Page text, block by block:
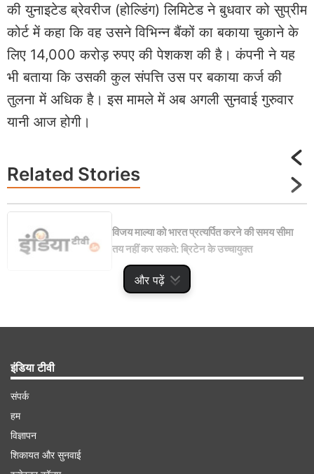
और पढ़ें
की युनाइटेड ब्रेवरीज (होल्डिंग) लिमिटेड ने बुधवार को सुप्रीम
कोर्ट में कहा कि वह उसने विभिन्‍न बैंकों का बकाया चुकाने के
लिए 14,000 करोड़ रुपए की पेशकश की है। कंपनी ने यह
भी बताया कि उसकी कुल संपत्ति उस पर बकाया कर्ज की
तुलना में अधिक है। इस मामले में अब अगली सुनवाई गुरुवार
यानी आज होगी।
Related Stories
विजय माल्या को भारत प्रत्यर्पित करने की समय सीमा
तय नहीं कर सकते: ब्रिटेन के उच्चायुक्त
इंडिया टीवी
संपर्क
हम
विज्ञापन
शिकायत और सुनवाई